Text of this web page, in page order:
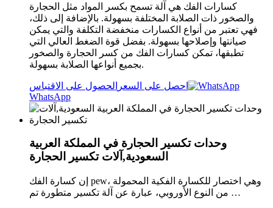
كسارات الفك هي آلة تسمح بكسر المواد مثل الحجارة
والصخور ذات الصلابة المختلفة بسهولة. بالإضافة إلى ذلك،
فهي تعتبر من أنواع الكسارات منخفضة التكلفة والتي يمكن
صيانتها وإصلاحها بسهولة. بفضل قوة الضغط العالي التي
تطبقها، تمكن كسارات الفك من كسر الحجارة والصخور
بجميع أنواعها الصلابة بسهولة.
احصل على السعر الحصول على الاقتباس
WhatsApp
وحدات تكسير الحجارة في المملكة العربية
السعودية,آلات تكسير الحجارة
إن كسارة الفك pew، وهي اختصار للكسارة الفكية المحمولة
من النوع الأوروبي، عبارة عن آلة تكسير متطورة تم …